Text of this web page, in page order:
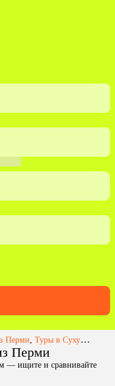
Перми Туры в Сухум из Перми
Перми
— ищите и сравнивайте